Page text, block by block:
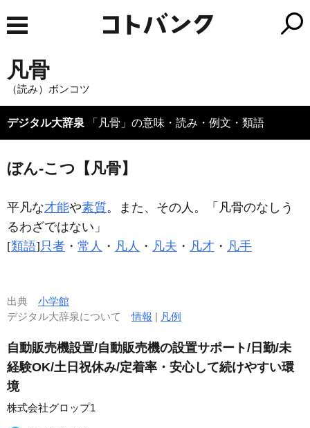
凡骨
（読み）ボンコツ
デジタル大辞泉 「凡骨」の意味・読み・例文・類語
ぼん‐こつ【凡骨】
平凡な才能や素質。また、その人。「 凡骨のなしう
るわざではない」
[類語]只者 ・ 常人 ・ 凡人 ・ 凡夫 ・ 凡才 ・ 凡手
出典 小学館
デジタル大辞泉について情報 | 凡例
自動販売機設置/自動販売機の設置サポート/日勤/未
経験OK/土日祝休み/定着率・安心して続けやすい環
境
株式会社グロップ1